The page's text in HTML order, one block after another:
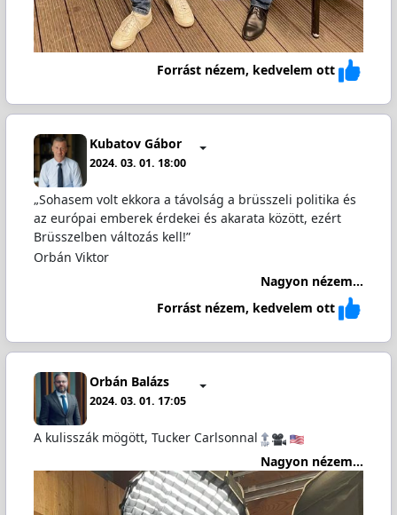
Forrást nézem, kedvelem ott
Kubatov Gábor
2024. 03. 01. 18:00
„Sohasem volt ekkora a távolság a brüsszeli politika és
az európai emberek érdekei és akarata között, ezért
Brüsszelben változás kell!”
Orbán Viktor
Nagyon nézem...
Forrást nézem, kedvelem ott
Orbán Balázs
2024. 03. 01. 17:05
A kulisszák mögött, Tucker Carlsonnal
Nagyon nézem...